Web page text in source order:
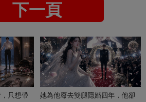
下一頁
只想帶
她為他廢去雙腿隱婚四年，他卻